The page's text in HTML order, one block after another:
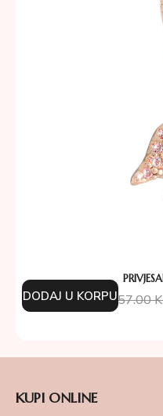
57.00
DODAJ U KORPU
KUPI ONLINE